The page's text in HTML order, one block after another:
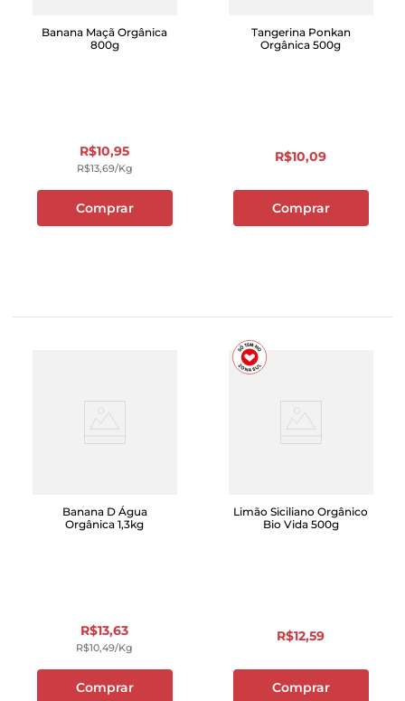
Banana Maçã Orgânica
800g
R$10,95
R$13,69/kg
Comprar
Tangerina Ponkan
Orgânica 500g
R$10,09
Comprar
Banana D Água
Orgânica 1,3kg
R$13,63
R$10,49/kg
Comprar
Limão Siciliano Orgânico
Bio Vida 500g
R$12,59
Comprar